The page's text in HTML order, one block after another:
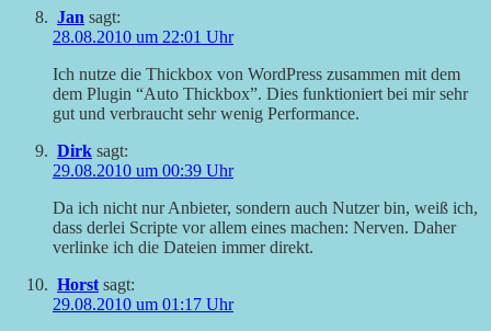
Jan sagt:
28.08.2010 um 22:01 Uhr
Ich nutze die Thickbox von WordPress zusammen mit dem
dem Plugin “Auto Thickbox”. Dies funktioniert bei mir sehr
gut und verbraucht sehr wenig Performance.
Dirk sagt:
29.08.2010 um 00:39 Uhr
Da ich nicht nur Anbieter, sondern auch Nutzer bin, weiß ich,
dass derlei Scripte vor allem eines machen: Nerven. Daher
verlinke ich die Dateien immer direkt.
Horst sagt:
29.08.2010 um 01:17 Uhr